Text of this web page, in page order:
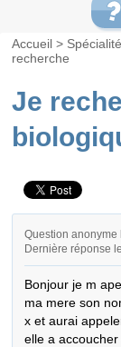
Accueil >
recherche
Je
Question
Dernière réponse
Bonjour je m
ma mere son
x et aurai
elle a